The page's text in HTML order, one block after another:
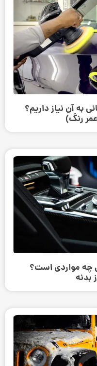
آن نیاز داریم؟
رنگ)
چه مواردی است؟
بدنه